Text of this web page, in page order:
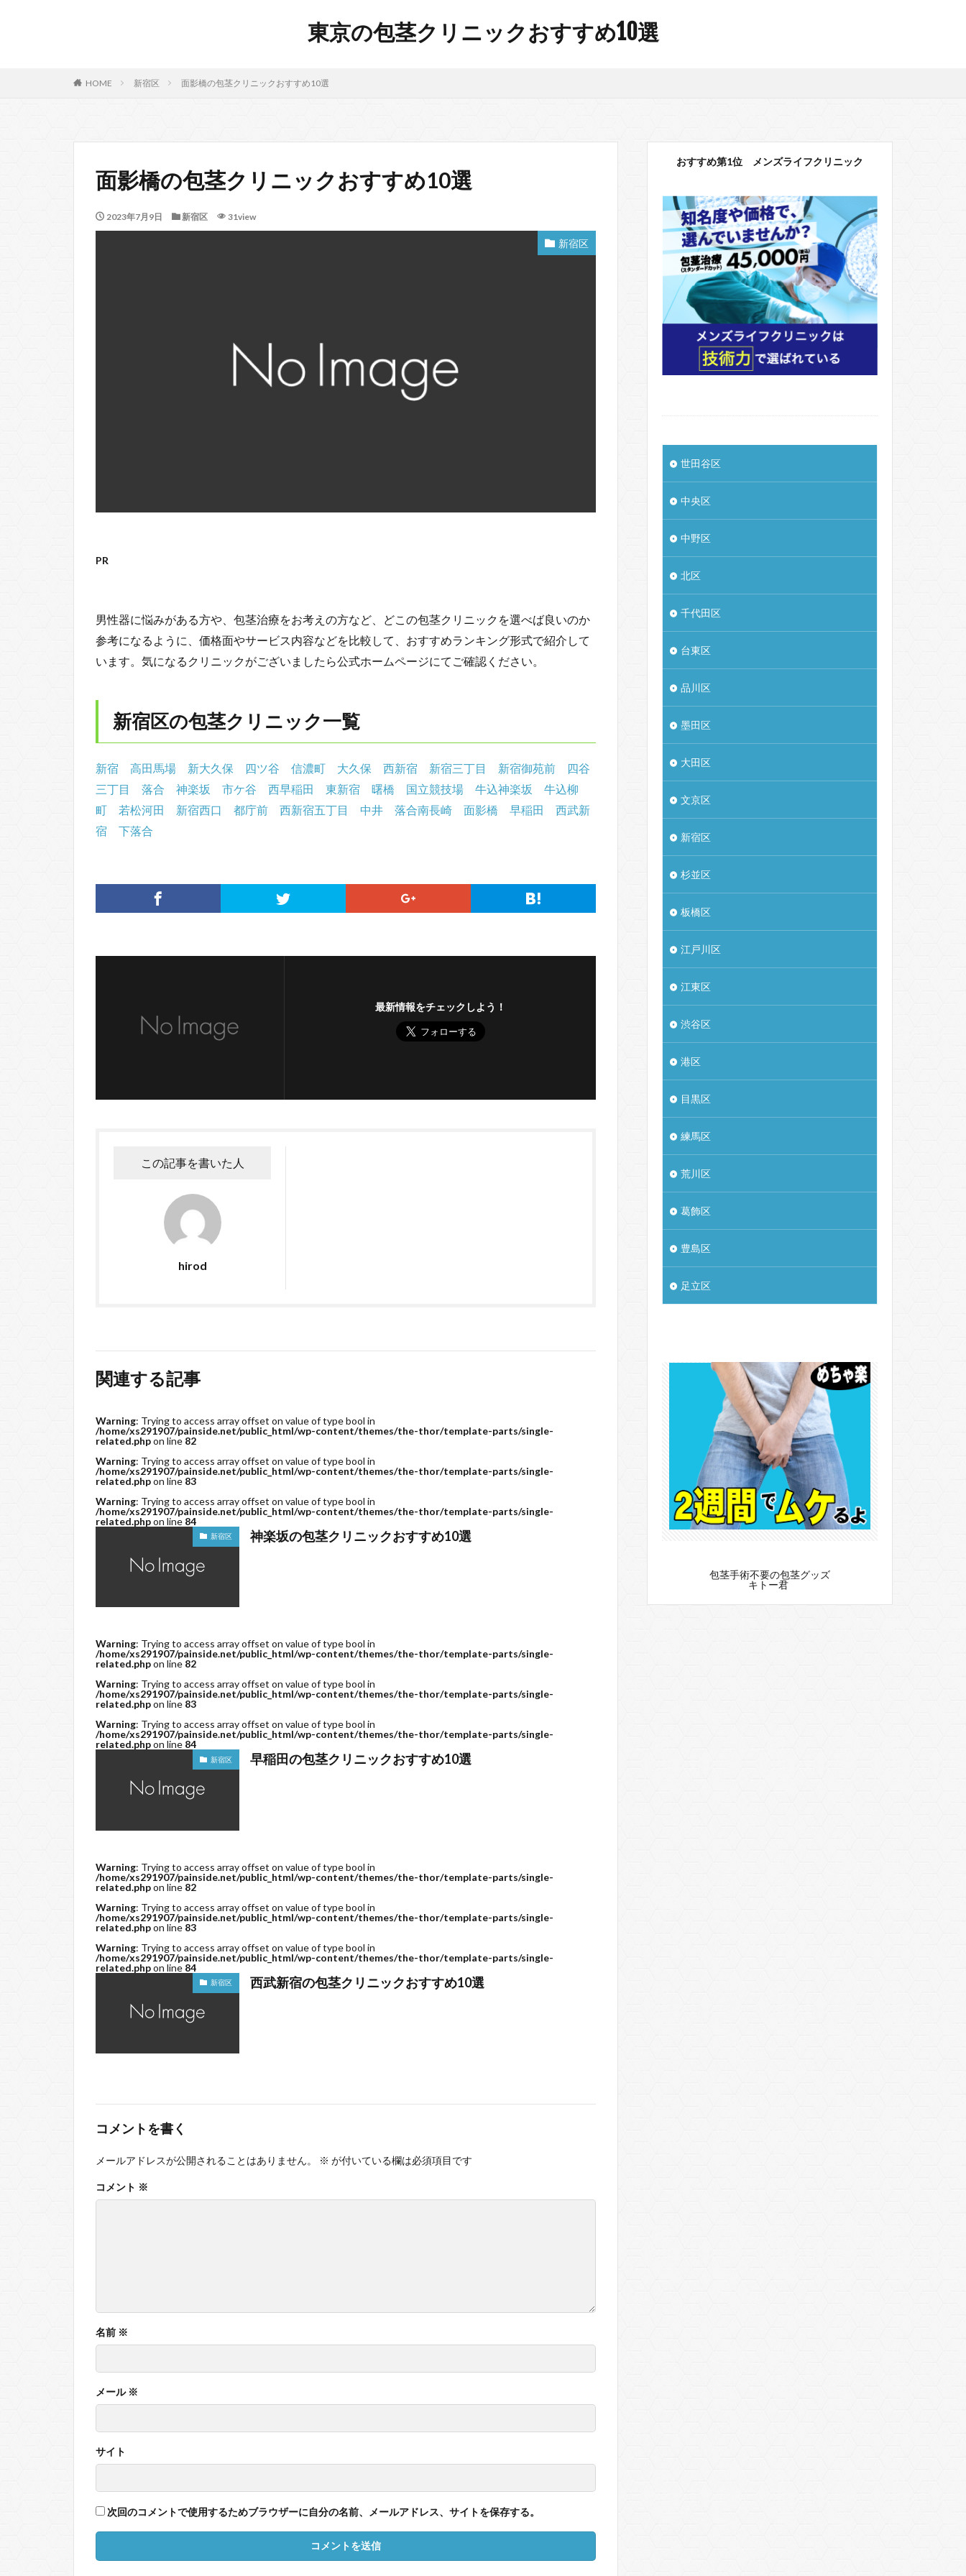
東京の包茎クリニックおすすめ10選
HOME 新宿区 面影橋の包茎クリニックおすすめ10選
面影橋の包茎クリニックおすすめ10選
2023年7月9日 新宿区 31view
新宿区
PR
男性器に悩みがある方や、包茎治療をお考えの方など、どこの包茎クリニックを選べば良いのか
参考になるように、価格面やサービス内容などを比較して、おすすめランキング形式で紹介して
います。気になるクリニックがございましたら公式ホームページにてご確認ください。
新宿区の包茎クリニック一覧
新宿 高田馬場 新大久保 四ツ谷 信濃町 大久保 西新宿 新宿三丁目 新宿御苑前
四谷
三丁目
落合 神楽坂 市ケ谷 西早稲田 東新宿 曙橋 国立競技場 牛込神楽坂
牛込柳
町
若松河田 新宿西口 都庁前 西新宿五丁目 中井 落合南長崎 面影橋 早稲田
西武新
宿
下落合
最新情報をチェックしよう！
この記事を書いた人
hirod
関連する記事
Warning: Trying to access array offset on value of type bool in
/home/xs291907/painside.net/public_html/wp-content/themes/the-thor/template-parts/single-
related.phpon line 82
Warning: Trying to access array offset on value of type bool in
/home/xs291907/painside.net/public_html/wp-content/themes/the-thor/template-parts/single-
related.phpon line 83
Warning: Trying to access array offset on value of type bool in
/home/xs291907/painside.net/public_html/wp-content/themes/the-thor/template-parts/single-
related.phpon line 84
新宿区 神楽坂の包茎クリニックおすすめ10選
Warning: Trying to access array offset on value of type bool in
/home/xs291907/painside.net/public_html/wp-content/themes/the-thor/template-parts/single-
related.phpon line 82
Warning: Trying to access array offset on value of type bool in
/home/xs291907/painside.net/public_html/wp-content/themes/the-thor/template-parts/single-
related.phpon line 83
Warning: Trying to access array offset on value of type bool in
/home/xs291907/painside.net/public_html/wp-content/themes/the-thor/template-parts/single-
related.phpon line 84
新宿区 早稲田の包茎クリニックおすすめ10選
Warning: Trying to access array offset on value of type bool in
/home/xs291907/painside.net/public_html/wp-content/themes/the-thor/template-parts/single-
related.phpon line 82
Warning: Trying to access array offset on value of type bool in
/home/xs291907/painside.net/public_html/wp-content/themes/the-thor/template-parts/single-
related.phpon line 83
Warning: Trying to access array offset on value of type bool in
/home/xs291907/painside.net/public_html/wp-content/themes/the-thor/template-parts/single-
related.phpon line 84
新宿区 西武新宿の包茎クリニックおすすめ10選
コメントを書く
メールアドレスが公開されることはありません。 ※ が付いている欄は必須項目です
コメント ※
名前 ※
メール ※
サイト
次回のコメントで使用するためブラウザーに自分の名前、メールアドレス、サイトを保存する。
おすすめ第1位 メンズライフクリニック
世田谷区
中央区
中野区
北区
千代田区
台東区
品川区
墨田区
大田区
文京区
新宿区
杉並区
板橋区
江戸川区
江東区
渋谷区
港区
目黒区
練馬区
荒川区
葛飾区
豊島区
足立区
包茎手術不要の包茎グッズ
キトー君